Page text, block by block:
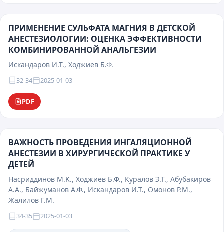
ПРИМЕНЕНИЕ СУЛЬФАТА МАГНИЯ В ДЕТСКОЙ
АНЕСТЕЗИОЛОГИИ: ОЦЕНКА ЭФФЕКТИВНОСТИ
КОМБИНИРОВАННОЙ АНАЛЬГЕЗИИ
Искандаров И.Т., Ходжиев Б.Ф.
32-34 2025-01-03
PDF
ВАЖНОСТЬ ПРОВЕДЕНИЯ ИНГАЛЯЦИОННОЙ
АНЕСТЕЗИИ В ХИРУРГИЧЕСКОЙ ПРАКТИКЕ У
ДЕТЕЙ
Насриддинов М.K., Ходжиев Б.Ф., Куралов Э.Т., Абубакиров
А.А., Байжуманов А.Ф., Искандаров И.Т., Омонов Р.М.,
Жалилов Г.М.
34-35 2025-01-03